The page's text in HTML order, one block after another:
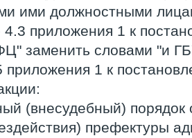
ими должностными
4.3 приложения 1 к
заменить словами "и
приложения 1 к
(внесудебный)
префектуры